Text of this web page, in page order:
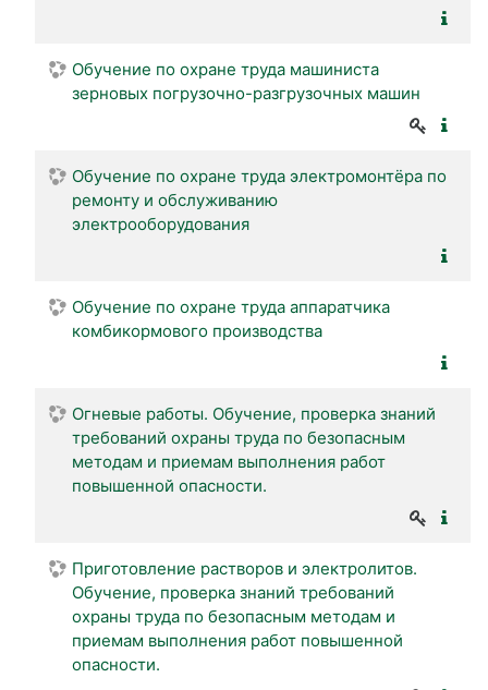
Обучение по охране труда машиниста
зерновых погрузочно-разгрузочных машин
Обучение по охране труда электромонтёра по
ремонту и обслуживанию
электрооборудования
Обучение по охране труда аппаратчика
комбикормового производства
Огневые работы. Обучение, проверка знаний
требований охраны труда по безопасным
методам и приемам выполнения работ
повышенной опасности.
Приготовление растворов и электролитов.
Обучение, проверка знаний требований
охраны труда по безопасным методам и
приемам выполнения работ повышенной
опасности.